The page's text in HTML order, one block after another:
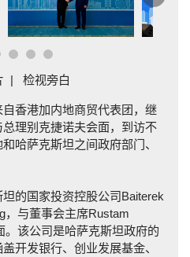
一
| 检视旁白
香港加内地商贸代表团，继
理别克捷诺夫会面，到访不
哈萨克斯坦之间政府部门、
的国家投资控股公司Baiterek
，与董事会主席Rustam
。该公司是哈萨克斯坦政府的
开发银行、创业发展基金、